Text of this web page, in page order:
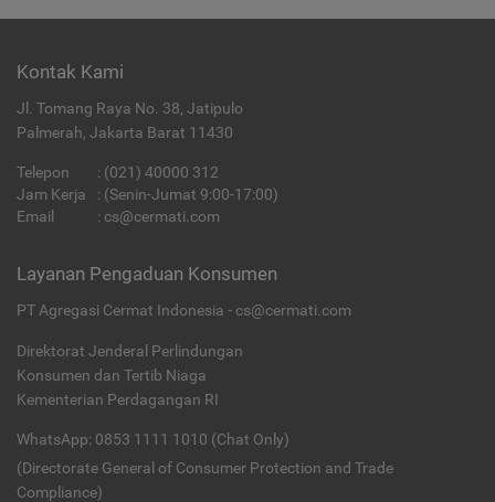
Kontak Kami
Jl. Tomang Raya No. 38, Jatipulo
Palmerah, Jakarta Barat 11430
Telepon : (021) 40000 312
Jam Kerja
: (Senin-Jumat 9:00-17:00)
Email
: cs@cermati.com
Layanan Pengaduan Konsumen
PT Agregasi Cermat Indonesia - cs@cermati.com
Direktorat Jenderal Perlindungan
Konsumen dan Tertib Niaga
Kementerian Perdagangan RI
WhatsApp: 0853 1111 1010 (Chat Only)
(Directorate General of Consumer Protection and Trade
Compliance)